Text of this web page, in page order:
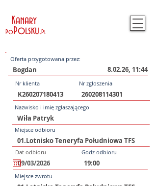
Kanary
PoPolsku.Pl
Oferta przygotowana przez:
8.02.26, 11:44
Nr klienta Nr zgłoszenia
Nazwisko i imię zgłaszającego
Miejsce odbioru
Dat odbioru Godz odbioru
Miejsce zwrotu